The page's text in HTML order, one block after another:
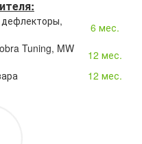
6 мес.
Tuning, MW
12 мес.
12 мес.